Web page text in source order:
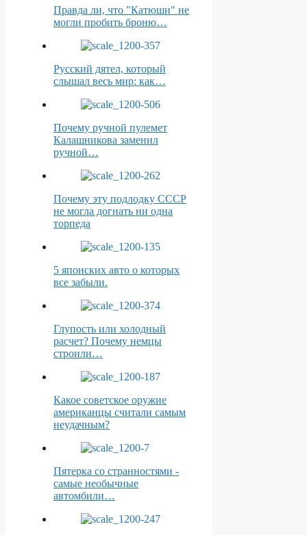
Правда ли, что "Катюши" не
могли пробить броню…
Русский дятел, который
слышал весь мир: как…
Почему ручной пулемет
Калашникова заменил
ручной…
Почему эту подлодку СССР
не могла догнать ни одна
торпеда
5 японских авто о которых
все забыли.
Глупость или холодный
расчет? Почему немцы
строили…
Какое советское оружие
американцы считали самым
неудачным?
Пятерка со странностями -
самые необычные
автомбили…